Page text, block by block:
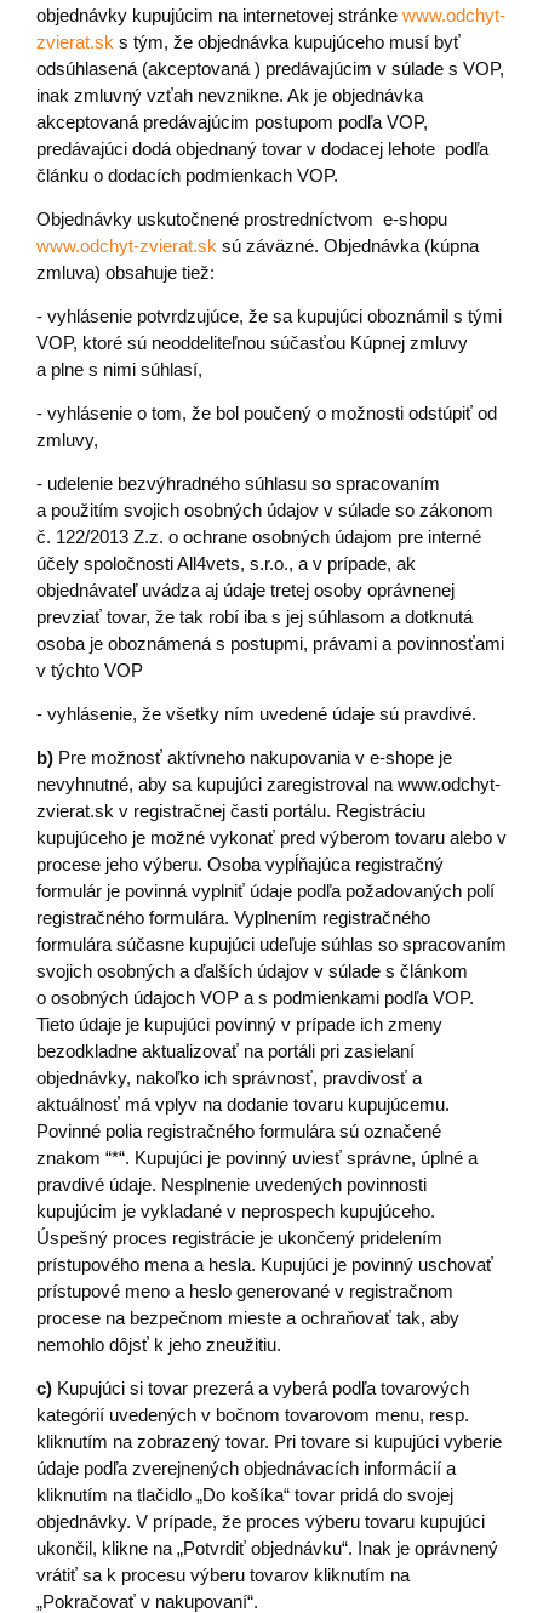
objednávky kupujúcim na internetovej stránke www.odchyt-
zvierat.sk s tým, že objednávka kupujúceho musí byť
odsúhlasená (akceptovaná ) predávajúcim v súlade s VOP,
inak zmluvný vzťah nevznikne. Ak je objednávka
akceptovaná predávajúcim postupom podľa VOP,
predávajúci dodá objednaný tovar v dodacej lehote podľa
článku o dodacích podmienkach VOP.
Objednávky uskutočnené prostredníctvom e-shopu
www.odchyt-zvierat.sk sú záväzné. Objednávka (kúpna
zmluva) obsahuje tiež:
- vyhlásenie potvrdzujúce, že sa kupujúci oboznámil s tými
VOP, ktoré sú neoddeliteľnou súčasťou Kúpnej zmluvy
a plne s nimi súhlasí,
- vyhlásenie o tom, že bol poučený o možnosti odstúpiť od
zmluvy,
- udelenie bezvýhradného súhlasu so spracovaním
a použitím svojich osobných údajov v súlade so zákonom
č. 122/2013 Z.z. o ochrane osobných údajom pre interné
účely spoločnosti All4vets, s.r.o., a v prípade, ak
objednávateľ uvádza aj údaje tretej osoby oprávnenej
prevziať tovar, že tak robí iba s jej súhlasom a dotknutá
osoba je oboznámená s postupmi, právami a povinnosťami
v týchto VOP
- vyhlásenie, že všetky ním uvedené údaje sú pravdivé.
b) Pre možnosť aktívneho nakupovania v e-shope je
nevyhnutné, aby sa kupujúci zaregistroval na www.odchyt-
zvierat.sk v registračnej časti portálu. Registráciu
kupujúceho je možné vykonať pred výberom tovaru alebo v
procese jeho výberu. Osoba vypĺňajúca registračný
formulár je povinná vyplniť údaje podľa požadovaných polí
registračného formulára. Vyplnením registračného
formulára súčasne kupujúci udeľuje súhlas so spracovaním
svojich osobných a ďalších údajov v súlade s článkom
o osobných údajoch VOP a s podmienkami podľa VOP.
Tieto údaje je kupujúci povinný v prípade ich zmeny
bezodkladne aktualizovať na portáli pri zasielaní
objednávky, nakoľko ich správnosť, pravdivosť a
aktuálnosť má vplyv na dodanie tovaru kupujúcemu.
Povinné polia registračného formulára sú označené
znakom “*“. Kupujúci je povinný uviesť správne, úplné a
pravdivé údaje. Nesplnenie uvedených povinnosti
kupujúcim je vykladané v neprospech kupujúceho.
Úspešný proces registrácie je ukončený pridelením
prístupového mena a hesla. Kupujúci je povinný uschovať
prístupové meno a heslo generované v registračnom
procese na bezpečnom mieste a ochraňovať tak, aby
nemohlo dôjsť k jeho zneužitiu.
c) Kupujúci si tovar prezerá a vyberá podľa tovarových
kategórií uvedených v bočnom tovarovom menu, resp.
kliknutím na zobrazený tovar. Pri tovare si kupujúci vyberie
údaje podľa zverejnených objednávacích informácií a
kliknutím na tlačidlo „Do košíka“ tovar pridá do svojej
objednávky. V prípade, že proces výberu tovaru kupujúci
ukončil, klikne na „Potvrdiť objednávku“. Inak je oprávnený
vrátiť sa k procesu výberu tovarov kliknutím na
„Pokračovať v nakupovaní“.